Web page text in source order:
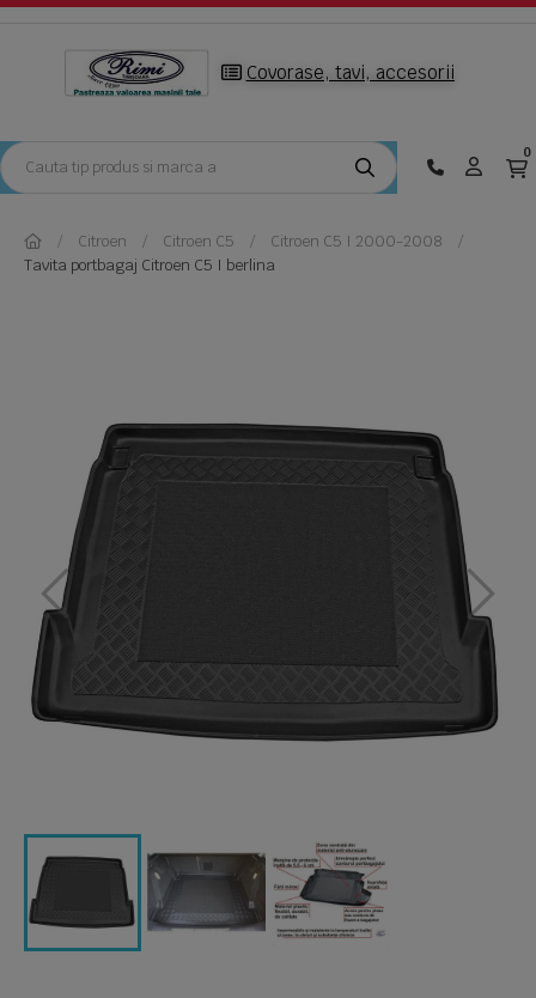
Covorase, tavi, accesorii
0
Citroen Citroen C5
Citroen C5 I 2000-2008
Tavita portbagaj Citroen C5 I berlina